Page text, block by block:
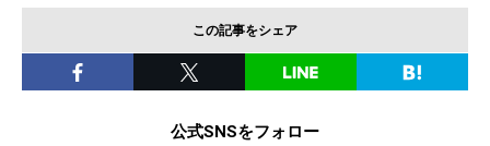
この記事をシェア
公式SNSをフォロー